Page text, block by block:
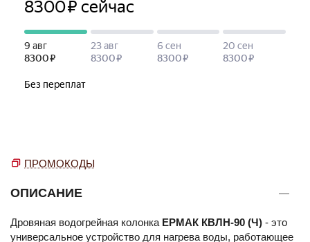
ПРОМОКОДЫ
ОПИСАНИЕ
Дровяная водогрейная колонка ЕРМАК КВЛН-90 (Ч) - это
универсальное устройство для нагрева воды, работающее